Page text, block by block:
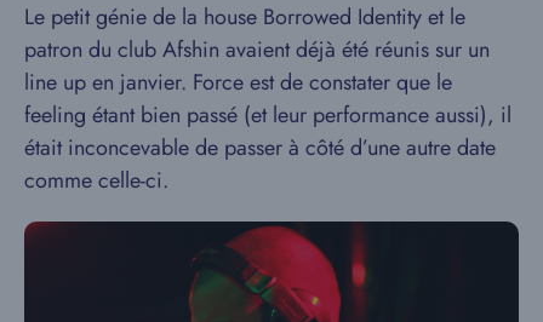
Le petit génie de la house Borrowed Identity et le
patron du club Afshin avaient déjà été réunis sur un
line up en janvier. Force est de constater que le
feeling étant bien passé (et leur performance aussi), il
était inconcevable de passer à côté d’une autre date
comme celle-ci.